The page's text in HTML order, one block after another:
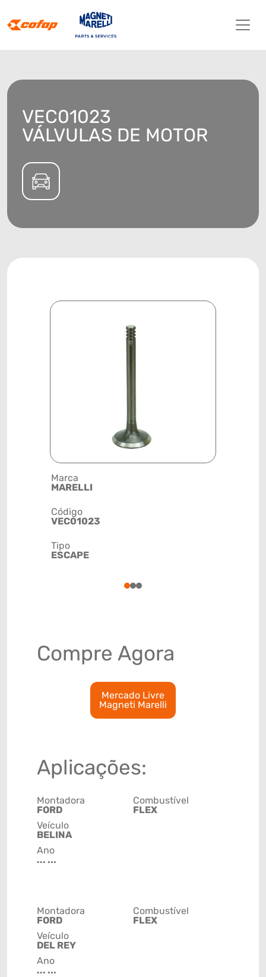
VEC01023
VÁLVULAS DE MOTOR
Marca
MARELLI
Código
VEC01023
Tipo
ESCAPE
123
Compre Agora
Mercado Livre
Magneti Marelli
Aplicações:
Montadora
FORD
Veículo
BELINA
Ano
... ...
Combustível
FLEX
Montadora
FORD
Veículo
DEL REY
Ano
... ...
Combustível
FLEX